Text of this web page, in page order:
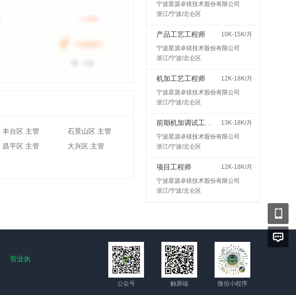
丰台区 主管
石景山区 主管
昌平区 主管
大兴区 主管
宁波星源卓镁技术股份有限公司
浙江/宁波/北仑区
产品工艺工程师
10K-15K/月
宁波星源卓镁技术股份有限公司
浙江/宁波/北仑区
机加工艺工程师
12K-18K/月
宁波星源卓镁技术股份有限公司
浙江/宁波/北仑区
13K-18K/月
宁波星源卓镁技术股份有限公司
浙江/宁波/北仑区
项目工程师
12K-18K/月
宁波星源卓镁技术股份有限公司
浙江/宁波/北仑区
营业执
公众号 触屏端 微信小程序